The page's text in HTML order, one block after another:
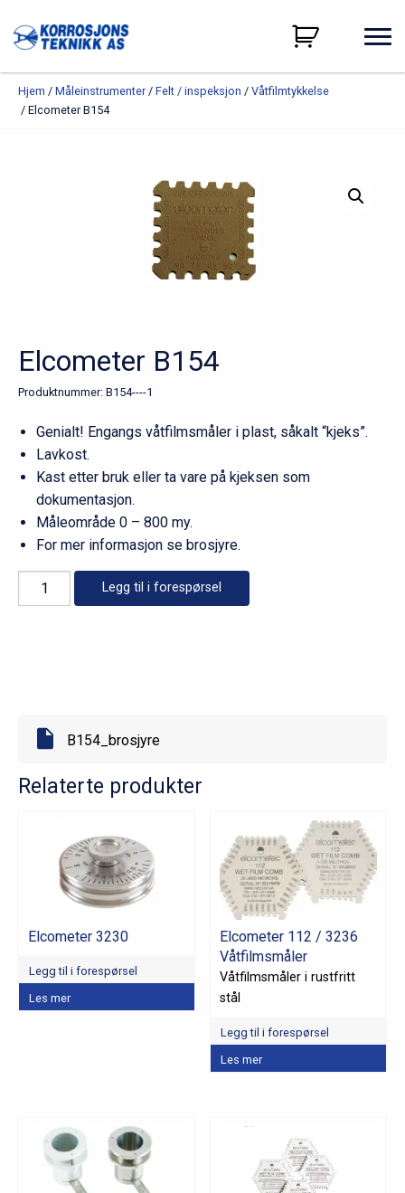
Hjem / Måleinstrumenter/ Felt / inspeksjon / Våtfilmtykkelse
/ Elcometer B154
Elcometer B154
Produktnummer: B154----1
Genialt! Engangs våtfilmsmåler i plast, såkalt “kjeks”.
Lavkost.
Kast etter bruk eller ta vare på kjeksen som
dokumentasjon.
Måleområde 0 – 800 my.
For mer informasjon se brosjyre.
Elcometer
B154
Legg til i forespørsel
B154_brosjyre
Relaterte produkter
Elcometer 3230
Legg til i forespørsel
Les mer
Elcometer 112 / 3236
Våtfilmsmåler
Våtfilmsmåler i rustfritt
stål
Legg til i forespørsel
Dette
produktet
Alternativene
Les mer